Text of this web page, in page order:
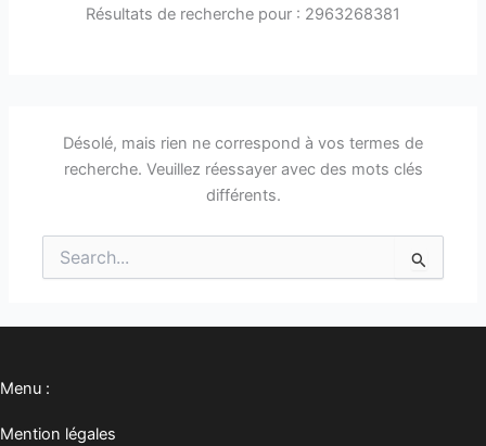
Résultats de recherche pour : 2963268381
Désolé, mais rien ne correspond à vos termes de
recherche. Veuillez réessayer avec des mots clés
différents.
Rechercher :
Menu :
Mention légales